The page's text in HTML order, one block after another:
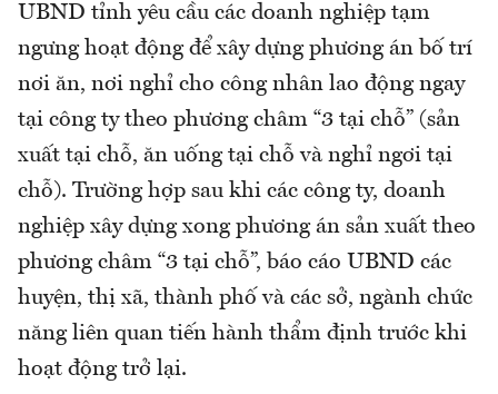
UBND tỉnh yêu cầu các doanh nghiệp tạm
ngưng hoạt động để xây dựng phương án bố trí
nơi ăn, nơi nghỉ cho công nhân lao động ngay
tại công ty theo phương châm “3 tại chỗ” (sản
xuất tại chỗ, ăn uống tại chỗ và nghỉ ngơi tại
chỗ). Trường hợp sau khi các công ty, doanh
nghiệp xây dựng xong phương án sản xuất theo
phương châm “3 tại chỗ”, báo cáo UBND các
huyện, thị xã, thành phố và các sở, ngành chức
năng liên quan tiến hành thẩm định trước khi
hoạt động trở lại.